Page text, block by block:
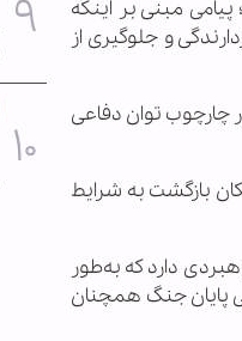
مبنی بر اینکه
و جلوگیری از
چارچوب توان دفاعی
بازگشت به شرایط
دارد که به‌طور
پایان جنگ همچنان